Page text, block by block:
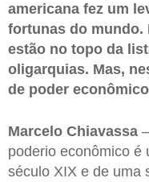
americana fez um
fortunas do mundo.
estão no topo da
oligarquias. Mas,
de poder
Marcelo Chiavassa
poderio econômico é
século XIX e de uma